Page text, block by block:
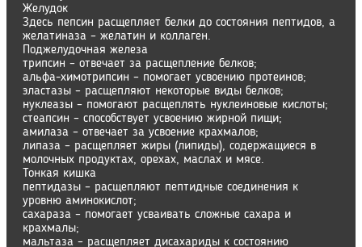
Желудок
Здесь пепсин расщепляет белки до состояния пептидов, а
желатиназа – желатин и коллаген.
Поджелудочная железа
трипсин – отвечает за расщепление белков;
альфа-химотрипсин – помогает усвоению протеинов;
эластазы – расщепляют некоторые виды белков;
нуклеазы – помогают расщеплять нуклеиновые кислоты;
стеапсин – способствует усвоению жирной пищи;
амилаза – отвечает за усвоение крахмалов;
липаза – расщепляет жиры (липиды), содержащиеся в
молочных продуктах, орехах, маслах и мясе.
Тонкая кишка
пептидазы – расщепляют пептидные соединения к
уровню аминокислот;
сахараза – помогает усваивать сложные сахара и
крахмалы;
мальтаза – расщепляет дисахариды к состоянию